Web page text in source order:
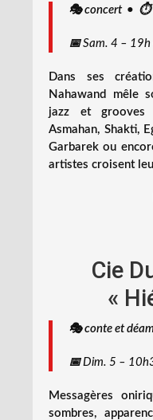
🎭 concert • ⏱️
📅Sam. 4 – 19h
Dans ses
Nahawand mêle
jazz et grooves
Asmahan, Shakti,
Garbarek ou
artistes croisent
Cie
«
🎭 conte et
📅Dim. 5 –
Messagères
sombres,